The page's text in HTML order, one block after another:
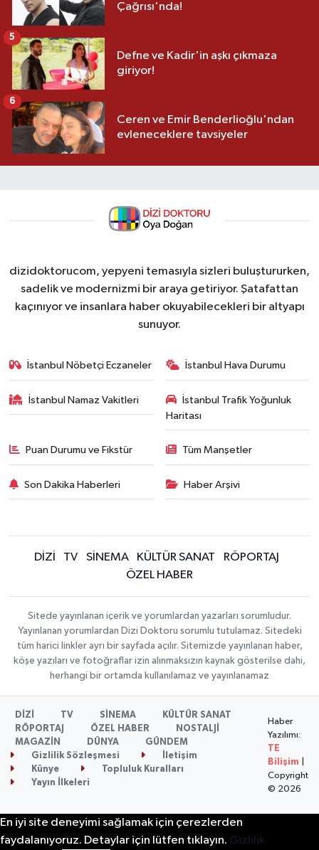
Çağrısı'nda!
Defne ve Kadir'in aşkı çıkmaza
giriyor!
5
Ceren ve Emir Benderlioğlu'ndan
evleneceklere tavsiyeler
6
dizidoktorucom, yepyeni temasıyla sizleri buluştururken,
sadelik ve modernizmi bir araya getiriyor. Şatafattan
kaçınıyor ve insanlara haber okuyabilecekleri bir altyapı
sunuyor.
İstanbul Nöbetçi Eczaneler İstanbul Hava Durumu
İstanbul Namaz Vakitleri
İstanbul Trafik Yoğunluk
Haritası
Puan Durumu ve Fikstür Tüm Manşetler
Son Dakika Haberleri Haber Arşivi
DİZİ TV SİNEMA KÜLTÜR SANAT
RÖPORTAJ
ÖZEL HABER
Sitede yayınlanan içerik ve yorumlardan yazarları sorumludur.
Yayınlanan yorumlardan Dizi Doktoru sorumlu tutulamaz. Sitedeki
tüm harici linkler ayrı bir sayfada açılır. Sitemizde yayınlanan haber,
köşe yazıları ve fotoğraflar izin alınmaksızın kaynak gösterilse dahi,
herhangi bir ortamda kullanılamaz ve yayınlanamaz
DİZİ TV SİNEMA
KÜLTÜR SANAT
RÖPORTAJ
ÖZEL HABER
NOSTALJİ
MAGAZİN
DÜNYA
GÜNDEM
Gizlilik Sözleşmesi
İletişim
Künye
Topluluk Kuralları
Yayın İlkeleri
Haber
Yazılımı:
TE
Bilişim
Copyright
© 2026
En iyi site deneyimi sağlamak için çerezlerden
faydalanıyoruz. Detaylar için lütfen tıklayın. Gizlilik